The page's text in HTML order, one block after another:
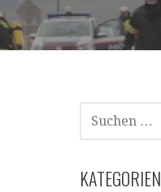
SUCHE
NACH:
KATEGORIEN